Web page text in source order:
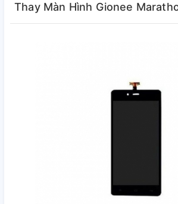
Thay Màn Hình Gionee